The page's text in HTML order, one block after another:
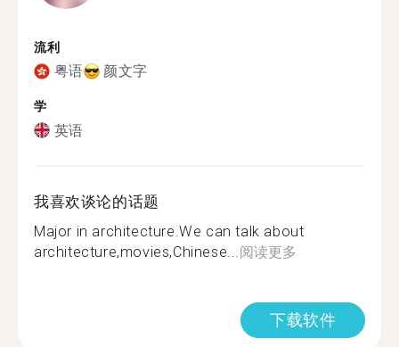
流利
粤语 颜文字
学
英语
我喜欢谈论的话题
Major in architecture.We can talk about
architecture,movies,Chinese... 阅读更多
下载软件